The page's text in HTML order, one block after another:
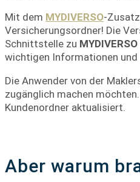
Mit dem MYDIVERSO-
Versicherungsordner! Die
Schnittstelle zu MYDIVERSO
wichtigen Informationen und
Die Anwender von der
zugänglich machen
Kundenordner aktualisiert.
Aber warum